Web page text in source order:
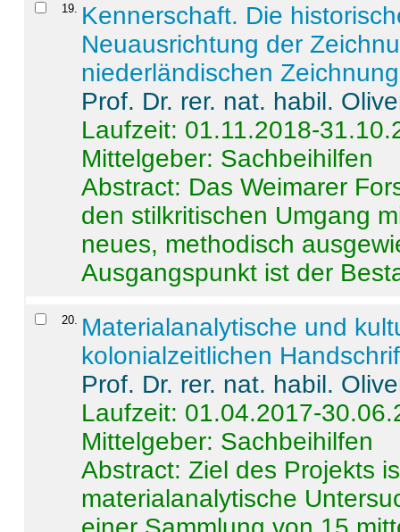
19
Kennerschaft. Die
Neuausrichtung der
niederländischen
Prof. Dr. rer. nat. habil.
Laufzeit: 01.11.2018-
Mittelgeber: Sachbeihilfen
Abstract: Das Weimarer
den stilkritischen Umgang
neues, methodisch
Ausgangspunkt ist der
20
Materialanalytische und
kolonialzeitlichen
Prof. Dr. rer. nat. habil.
Laufzeit: 01.04.2017-
Mittelgeber: Sachbeihilfen
Abstract:Ziel des Projekts
materialanalytische